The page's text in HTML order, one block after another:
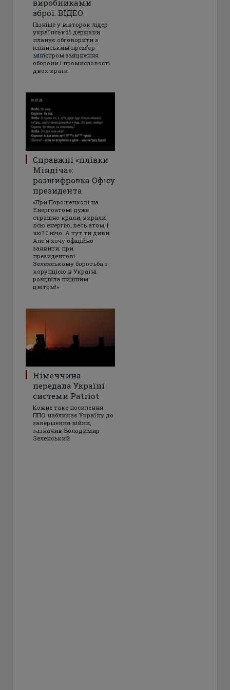
виробниками
зброї. ВІДЕО
Пізніше у вівторок лідер
української держави
планує обговорити з
іспанським прем’єр-
міністром зміцнення
оборони і промисловості
двох країн
Справжні «плівки
Міндіча»:
розшифровка Офісу
президента
«При Порошенкові на
Енергоатомі дуже
страшно крали, вкрали
всю енергію, весь атом, і
шо? І нічо. А тут ти диви.
Але я хочу офіційно
заявити: при
президентові
Зеленському боротьба з
корупцією в Україні
розцвіла пишним
цвітом!»
Німеччина
передала Україні
системи Patriot
Кожне таке посилення
ППО наближає Україну до
завершення війни,
зазначив Володимир
Зеленський